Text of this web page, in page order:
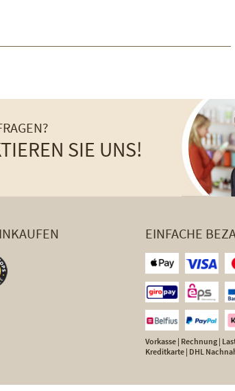
SIE UNS!
EINFACHE
Vorkasse | Rechnung |
Kreditkarte | DHL